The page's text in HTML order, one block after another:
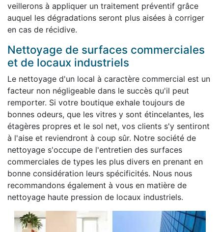
veillerons à appliquer un traitement préventif grâce
auquel les dégradations seront plus aisées à corriger
en cas de récidive.
Nettoyage de surfaces commerciales
et de locaux industriels
Le nettoyage d'un local à caractère commercial est un
facteur non négligeable dans le succès qu'il peut
remporter. Si votre boutique exhale toujours de
bonnes odeurs, que les vitres y sont étincelantes, les
étagères propres et le sol net, vos clients s'y sentiront
à l'aise et reviendront à coup sûr. Notre société de
nettoyage s'occupe de l'entretien des surfaces
commerciales de types les plus divers en prenant en
bonne considération leurs spécificités. Nous nous
recommandons également à vous en matière de
nettoyage haute pression de locaux industriels.